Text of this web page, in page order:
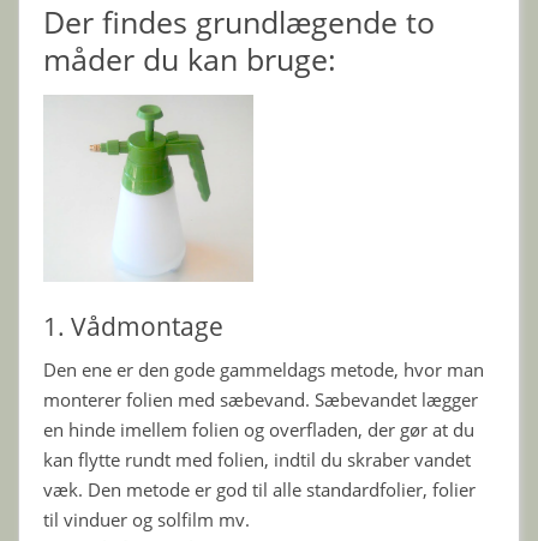
Der findes grundlægende to
måder du kan bruge:
1. Vådmontage
Den ene er den gode gammeldags metode, hvor man
monterer folien med sæbevand. Sæbevandet lægger
en hinde imellem folien og overfladen, der gør at du
kan flytte rundt med folien, indtil du skraber vandet
væk. Den metode er god til alle standardfolier, folier
til vinduer og solfilm mv.